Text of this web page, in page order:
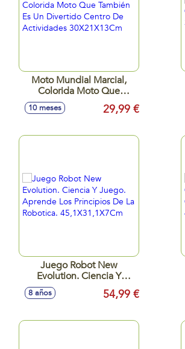
Moto Mundial Marcial,
Colorida Moto Que
También Es Un Divertido
Centro De Actividades
10 meses 29,99 €
Juego Robot New
Evolution. Ciencia Y
Juego. Aprende Los
Principios De La Robotica.
8 años 54,99 €